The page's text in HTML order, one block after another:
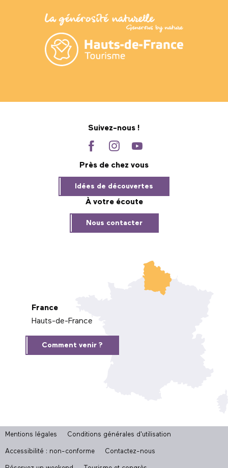
Suivez-nous !
Près de chez vous
Idées de découvertes
À votre écoute
Nous contacter
France
Hauts-de-France
Comment venir ?
Mentions légales Conditions générales d'utilisation
Accessibilité : non-conforme Contactez-nous